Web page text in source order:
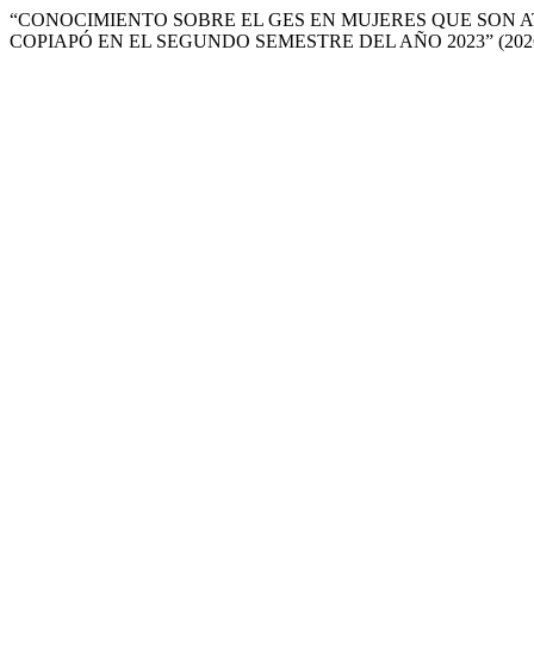
“CONOCIMIENTO SOBRE EL GES EN MUJERES QUE
COPIAPÓ EN EL SEGUNDO SEMESTRE DEL AÑO 2023”